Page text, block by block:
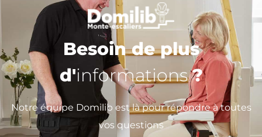
Besoin de plus
d'informations?
Notre équipe Domilib est là pour répondre à toutes
vos questions